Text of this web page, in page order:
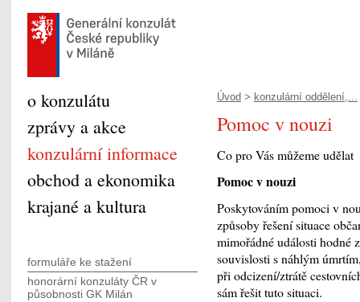
Úvod > konzulární oddělení,...
Pomoc v nouzi
Co pro Vás můžeme udělat
Pomoc v nouzi
Poskytováním pomoci v
způsoby řešení situace
mimořádné události hodné
souvislosti s náhlým
při odcizení/ztrátě
sám řešit tuto situaci.
o konzulátu
zprávy a akce
konzulární informace
obchod a ekonomika
krajané a kultura
formuláře ke stažení
honorární konzuláty ČR v
působnosti GK Milán